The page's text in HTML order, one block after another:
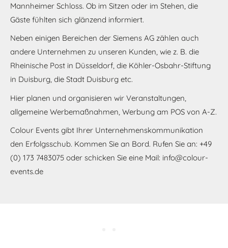
Mannheimer Schloss. Ob im Sitzen oder im Stehen, die
Gäste fühlten sich glänzend informiert.
Neben einigen Bereichen der Siemens AG zählen auch
andere Unternehmen zu unseren Kunden, wie z. B. die
Rheinische Post in Düsseldorf, die Köhler-Osbahr-Stiftung
in Duisburg, die Stadt Duisburg etc.
Hier planen und organisieren wir Veranstaltungen,
allgemeine Werbemaßnahmen, Werbung am POS von A-Z.
Colour Events gibt Ihrer Unternehmenskommunikation
den Erfolgsschub. Kommen Sie an Bord. Rufen Sie an: +49
(0) 173 7483075 oder schicken Sie eine Mail: info@colour-
events.de